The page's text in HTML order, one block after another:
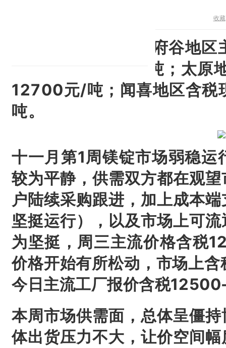
收藏
2020.11.06，今日府谷地区
12500-12550元/吨； 太原
12700元/吨； 闻喜地区含
吨。
十一月第1周镁锭市场弱稳
较为平静，供需双方都在观
户陆续采购跟进，加上成本
坚挺运行），以及市场上可
为坚挺，周三主流价格含税
价格开始有所松动，市场上
今日主流工厂报价含税
本周市场供需面，总体呈僵
体出货压力不大，让价空间